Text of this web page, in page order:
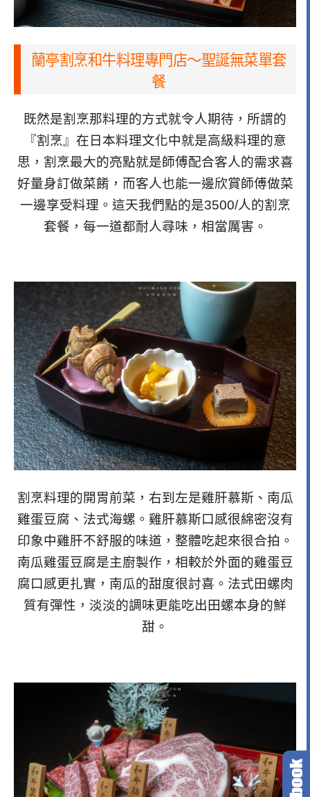
蘭亭割烹和牛料理專門店～聖誕無菜單套
餐
既然是割烹那料理的方式就令人期待，所謂的
『割烹』在日本料理文化中就是高級料理的意
思，割烹最大的亮點就是師傅配合客人的需求喜
好量身訂做菜餚，而客人也能一邊欣賞師傅做菜
一邊享受料理。這天我們點的是3500/人的割烹
套餐，每一道都耐人尋味，相當厲害。
割烹料理的開胃前菜，右到左是雞肝慕斯、南瓜
雞蛋豆腐、法式海螺。雞肝慕斯口感很綿密沒有
印象中雞肝不舒服的味道，整體吃起來很合拍。
南瓜雞蛋豆腐是主廚製作，相較於外面的雞蛋豆
腐口感更扎實，南瓜的甜度很討喜。法式田螺肉
質有彈性，淡淡的調味更能吃出田螺本身的鮮
甜。